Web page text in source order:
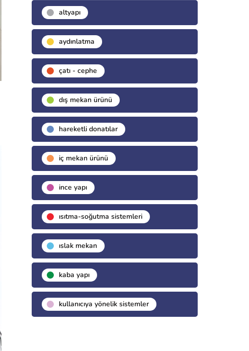
altyapı
aydınlatma
çatı - cephe
dış mekan ürünü
hareketli donatılar
i̇ç mekan ürünü
i̇nce yapı
isıtma-soğutma sistemleri
islak mekan
kaba yapı
kullanıcıya yönelik sistemler